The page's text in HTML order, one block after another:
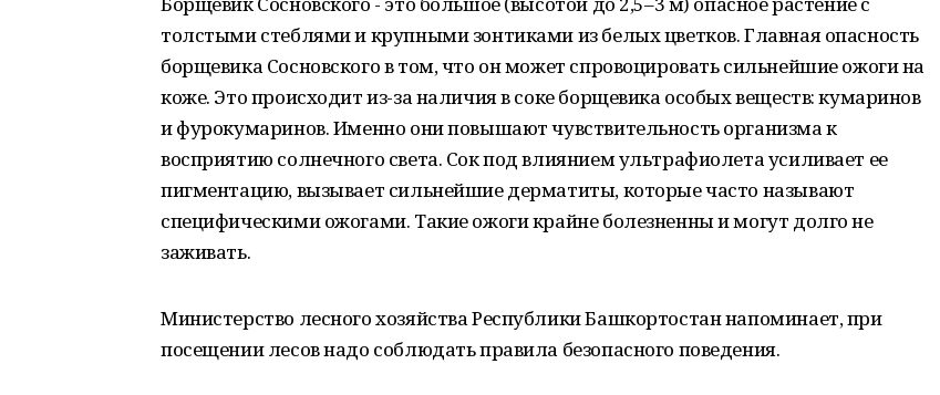
толстыми стеблями и крупными зонтиками из белых цветков. Главная опасность
борщевика Сосновского в том, что он может спровоцировать сильнейшие ожоги на
коже. Это происходит из-за наличия в соке борщевика особых веществ: кумаринов
и фурокумаринов. Именно они повышают чувствительность организма к
восприятию солнечного света. Сок под влиянием ультрафиолета усиливает ее
пигментацию, вызывает сильнейшие дерматиты, которые часто называют
специфическими ожогами. Такие ожоги крайне болезненны и могут долго не
заживать.
Министерство лесного хозяйства Республики Башкортостан напоминает, при
посещении лесов надо соблюдать правила безопасного поведения.